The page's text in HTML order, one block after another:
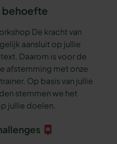
behoefte
De kracht van
aansluit op jullie
Daarom is voor de
afstemming met onze
Op basis van jullie
stemmen we het
jullie doelen.
📮